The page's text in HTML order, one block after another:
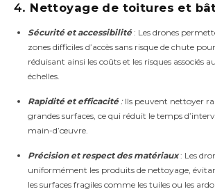
4. Nettoyage de toitures et
Sécurité et accessibilité : Les drones
zones difficiles d’accès sans risque de chute
réduisant ainsi les coûts et les risques associés
échelles.
Rapidité et efficacité :Ils peuvent nettoyer
grandes surfaces, ce qui réduit le temps
main-d’œuvre.
Précision et respect des matériaux: Les
uniformément les produits de nettoyage,
les surfaces fragiles comme les tuiles ou les